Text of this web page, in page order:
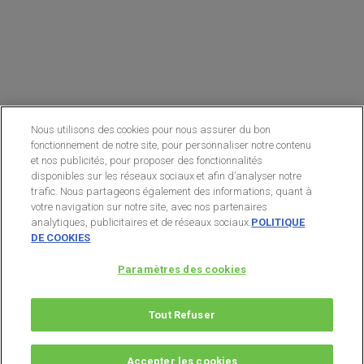
Nous utilisons des cookies pour nous assurer du bon
fonctionnement de notre site, pour personnaliser notre contenu
et nos publicités, pour proposer des fonctionnalités
disponibles sur les réseaux sociaux et afin d’analyser notre
trafic. Nous partageons également des informations, quant à
votre navigation sur notre site, avec nos partenaires
analytiques, publicitaires et de réseaux sociaux.POLITIQUE
DE COOKIES
Paramètres des cookies
Tout Refuser
Accepter les cookies